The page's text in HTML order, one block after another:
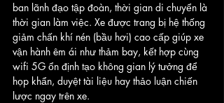
ban lãnh đạo tập đoàn, thời gian di chuyển là
thời gian làm việc. Xe được trang bị hệ thống
giảm chấn khí nén (bầu hơi) cao cấp giúp xe
vận hành êm ái như thảm bay, kết hợp cùng
wifi 5G ổn định tạo không gian lý tưởng để
họp khẩn, duyệt tài liệu hay thảo luận chiến
lược ngay trên xe.